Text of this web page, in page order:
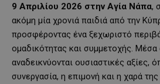
9 Απριλίου 2026 στην Αγία Νάπα,
ακόμη μία χρονιά παιδιά από την
προσφέροντας ένα ξεχωριστό
ομαδικότητας και συμμετοχής.
αναδεικνύονται ουσιαστικές αξίες,
συνεργασία, η επιμονή και η χαρά